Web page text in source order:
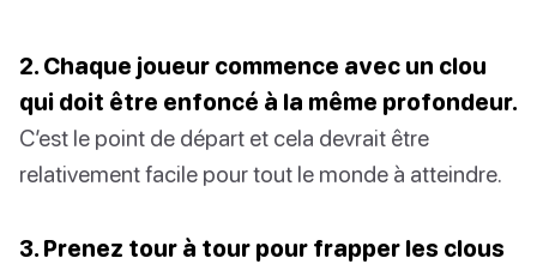
2. Chaque joueur commence avec un clou
qui doit être enfoncé à la même profondeur.
C’est le point de départ et cela devrait être
relativement facile pour tout le monde à atteindre.
3. Prenez tour à tour pour frapper les clous